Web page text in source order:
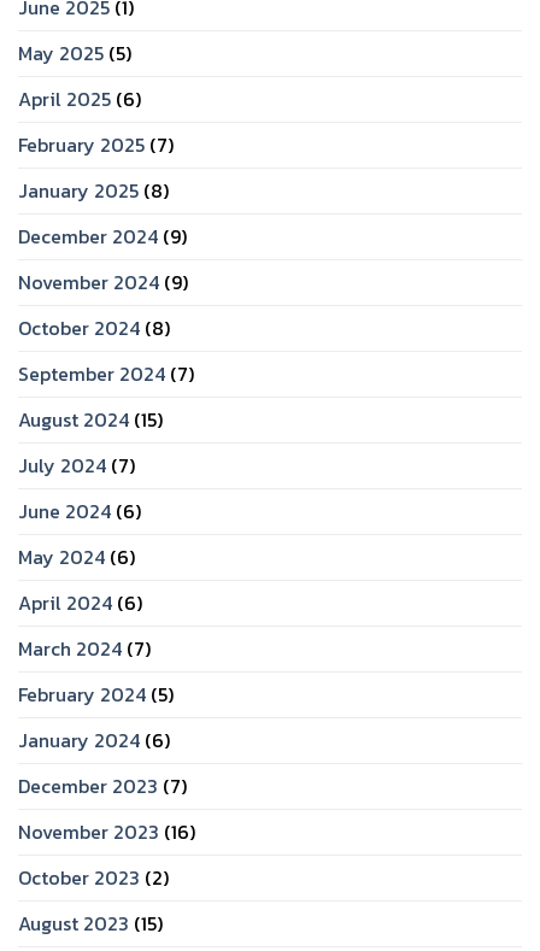
June 2025 (1)
May 2025 (5)
April 2025 (6)
February 2025 (7)
January 2025 (8)
December 2024 (9)
November 2024 (9)
October 2024 (8)
September 2024 (7)
August 2024 (15)
July 2024 (7)
June 2024 (6)
May 2024 (6)
April 2024 (6)
March 2024 (7)
February 2024 (5)
January 2024 (6)
December 2023 (7)
November 2023 (16)
October 2023 (2)
August 2023 (15)